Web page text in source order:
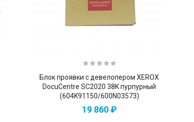
Блок проявки с девелопером XEROX
DocuCentre SC2020 38K пурпурный
(604K91150/600N03573)
19 860 ₽